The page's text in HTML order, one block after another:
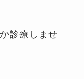
診療しませ